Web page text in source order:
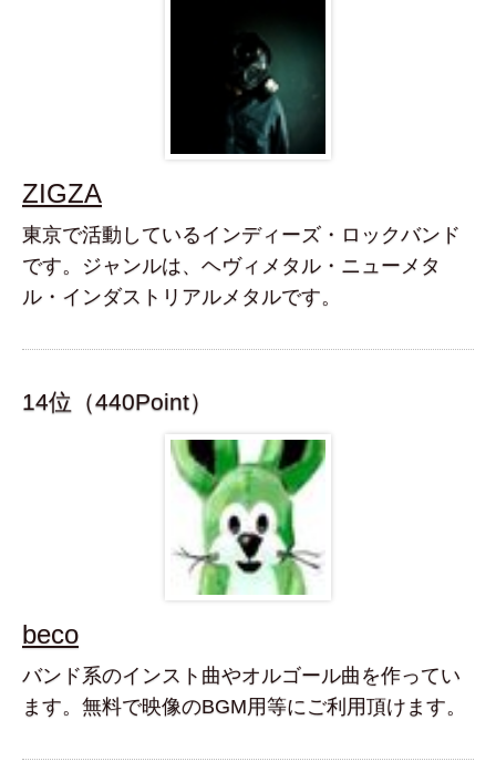
ZIGZA
東京で活動しているインディーズ・ロックバンド
です。ジャンルは、ヘヴィメタル・ニューメタ
ル・インダストリアルメタルです。
14位（440Point）
beco
バンド系のインスト曲やオルゴール曲を作ってい
ます。無料で映像のBGM用等にご利用頂けます。